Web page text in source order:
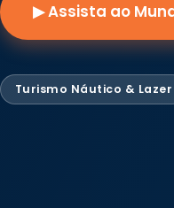
▶ Assista ao
Turismo Náutico & Lazer